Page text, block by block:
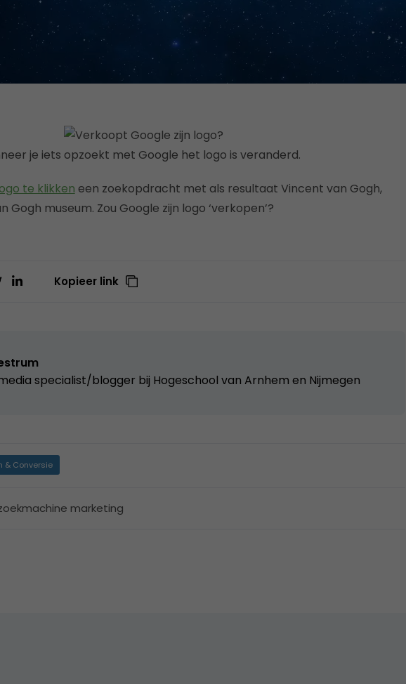
je iets opzoekt met Google het logo is veranderd.
te klikken een zoekopdracht met als resultaat Vincent van Gogh,
museum. Zou Google zijn logo ‘verkopen’?
Kopieer link
specialist/blogger bij Hogeschool van Arnhem en Nijmegen
& Conversie
marketing